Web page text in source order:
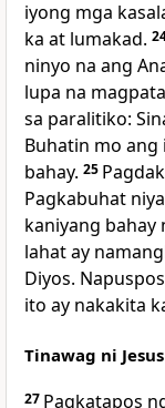
iyong mga
ka at lumakad.
ninyo na ang
lupa na
sa paralitiko:
Buhatin mo ang
bahay. 25
Pagkabuhat
kaniyang bahay
lahat ay
Diyos.
ito ay nakakita
Tinawag ni
27 Pagkatapos